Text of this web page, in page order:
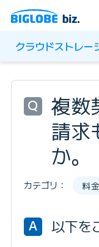
クラウドストレー
Q
複数
請求
か。
カテゴリ： 料
A 以下を